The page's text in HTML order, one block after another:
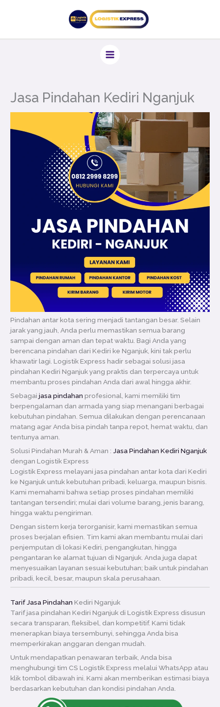
Jasa Pindahan Kediri Nganjuk
Pindahan antar kota sering menjadi tantangan besar. Selain
jarak yang jauh, Anda perlu memastikan semua barang
sampai dengan aman dan tepat waktu. Bagi Anda yang
berencana pindahan dari Kediri ke Nganjuk, kini tak perlu
khawatir lagi. Logistik Express hadir sebagai solusi jasa
pindahan Kediri Nganjuk yang praktis dan terpercaya untuk
membantu proses pindahan Anda dari awal hingga akhir.
Sebagaijasa pindahan profesional, kami memiliki tim
berpengalaman dan armada yang siap menangani berbagai
kebutuhan pindahan. Semua dilakukan dengan perencanaan
matang agar Anda bisa pindah tanpa repot, hemat waktu, dan
tentunya aman.
Solusi Pindahan Murah & Aman : Jasa Pindahan Kediri Nganjuk
dengan Logistik Express
Logistik Express melayani jasa pindahan antar kota dari Kediri
ke Nganjuk untuk kebutuhan pribadi, keluarga, maupun bisnis.
Kami memahami bahwa setiap proses pindahan memiliki
tantangan tersendiri; mulai dari volume barang, jenis barang,
hingga waktu pengiriman.
Dengan sistem kerja terorganisir, kami memastikan semua
proses berjalan efisien. Tim kami akan membantu mulai dari
penjemputan di lokasi Kediri, pengangkutan, hingga
pengantaran ke alamat tujuan di Nganjuk. Anda juga dapat
menyesuaikan layanan sesuai kebutuhan; baik untuk pindahan
pribadi, kecil, besar, maupun skala perusahaan.
Tarif Jasa Pindahan Kediri Nganjuk
Tarif jasa pindahan Kediri Nganjuk di Logistik Express disusun
secara transparan, fleksibel, dan kompetitif. Kami tidak
menerapkan biaya tersembunyi, sehingga Anda bisa
memperkirakan anggaran dengan mudah.
Untuk mendapatkan penawaran terbaik, Anda bisa
menghubungi tim CS Logistik Express melalui WhatsApp atau
klik tombol dibawah ini. Kami akan memberikan estimasi biaya
berdasarkan kebutuhan dan kondisi pindahan Anda.